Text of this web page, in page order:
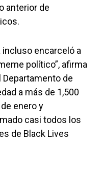
anterior de
incluso encarceló a
político”, afirma
Departamento de
a más de 1,500
enero y
casi todos los
de Black Lives